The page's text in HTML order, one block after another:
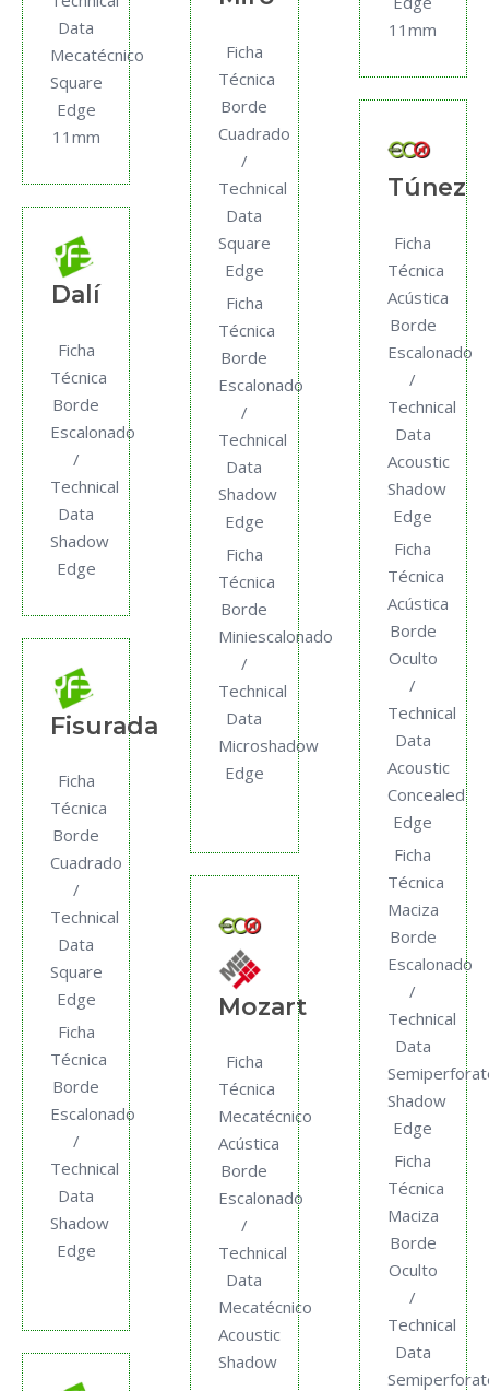
Data
Mecatécnico
Square
Edge
11mm
Dalí
Ficha
Técnica
Borde
Escalonado
/
Technical
Data
Shadow
Edge
Fisurada
Ficha
Técnica
Borde
Cuadrado
/
Technical
Data
Square
Edge
Ficha
Técnica
Borde
Escalonado
/
Technical
Data
Shadow
Edge
Ficha
Técnica
Borde
Cuadrado
/
Technical
Data
Square
Edge
Ficha
Técnica
Borde
Escalonado
/
Technical
Data
Shadow
Edge
Ficha
Técnica
Borde
Miniescalonado
/
Technical
Data
Microshadow
Edge
Mozart
Ficha
Técnica
Mecatécnico
Acústica
Borde
Escalonado
/
Technical
Data
Mecatécnico
Acoustic
Shadow
11mm
Túnez
Ficha
Técnica
Acústica
Borde
Escalonado
/
Technical
Data
Acoustic
Shadow
Edge
Ficha
Técnica
Acústica
Borde
Oculto
/
Technical
Data
Acoustic
Concealed
Edge
Ficha
Técnica
Maciza
Borde
Escalonado
/
Technical
Data
Shadow
Edge
Ficha
Técnica
Maciza
Borde
Oculto
/
Technical
Data